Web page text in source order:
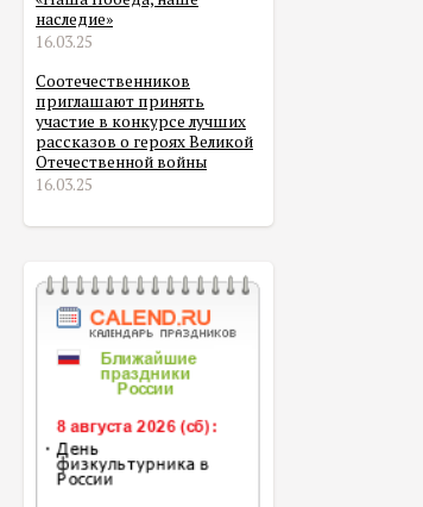
наследие»
16.03.25
Соотечественников
приглашают принять
участие в конкурсе лучших
рассказов о героях Великой
Отечественной войны
16.03.25